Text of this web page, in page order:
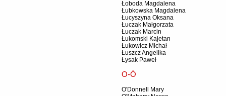
Łoboda Magdalena
Łubkowska Magdalena
Łucyszyna Oksana
Łuczak Małgorzata
Łuczak Marcin
Łukomski Kajetan
Łukowicz Michał
Łuszcz Angelika
Łysak Paweł
O-Ó
O'Donnell Mary